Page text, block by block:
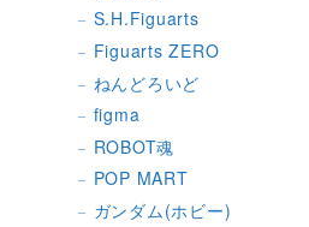
S.H.Figuarts
Figuarts ZERO
ねんどろいど
figma
ROBOT魂
POP MART
ガンダム(ホビー)